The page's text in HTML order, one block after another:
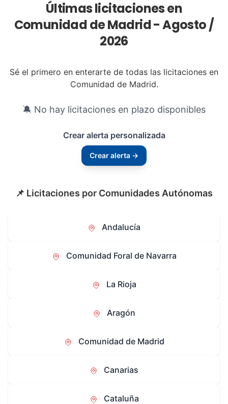
Últimas licitaciones en
Comunidad de Madrid - Agosto /
2026
Sé el primero en enterarte de todas las licitaciones en
Comunidad de Madrid.
🔕 No hay licitaciones en plazo disponibles
Crear alerta personalizada
Crear alerta →
📌 Licitaciones por Comunidades Autónomas
Andalucía
Comunidad Foral de Navarra
La Rioja
Aragón
Comunidad de Madrid
Canarias
Cataluña